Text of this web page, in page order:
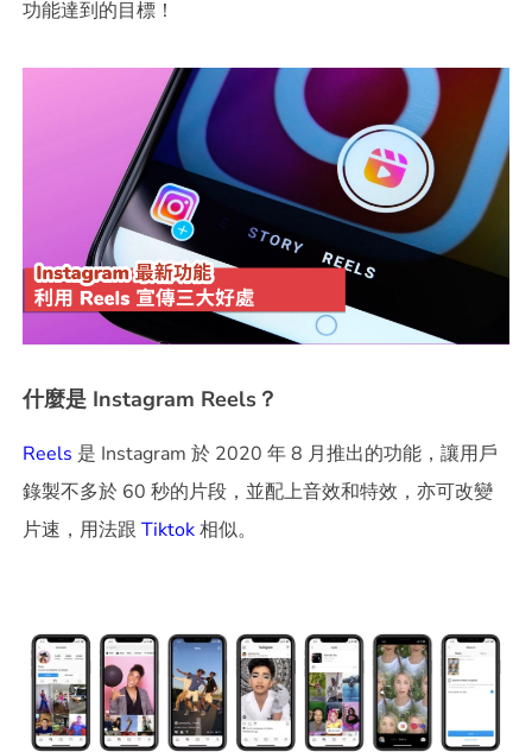
什麼是 Instagram Reels？
Reels 是 Instagram 於 2020 年 8 月推出的功能，讓用戶
錄製不多於 60 秒的片段，並配上音效和特效，亦可改變
片速，用法跟Tiktok相似。